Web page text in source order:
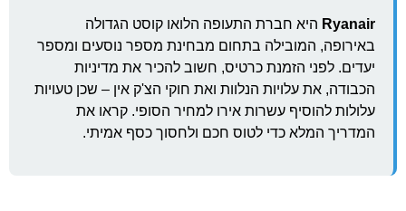
Ryanair היא חברת התעופה הלואו קוסט הגדולה
באירופה, המובילה בתחום מבחינת מספר נוסעים ומספר
יעדים. לפני הזמנת כרטיס, חשוב להכיר את מדיניות
הכבודה, את עלויות הנלוות ואת חוקי הצ'ק אין – שכן טעויות
עלולות להוסיף עשרות אירו למחיר הסופי. קראו את
המדריך המלא כדי לטוס חכם ולחסוך כסף אמיתי.